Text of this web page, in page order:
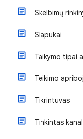
Skelbimų
Slapukai
Taikymo tipai
Teikimo
Tikrintuvas
Tinkintas